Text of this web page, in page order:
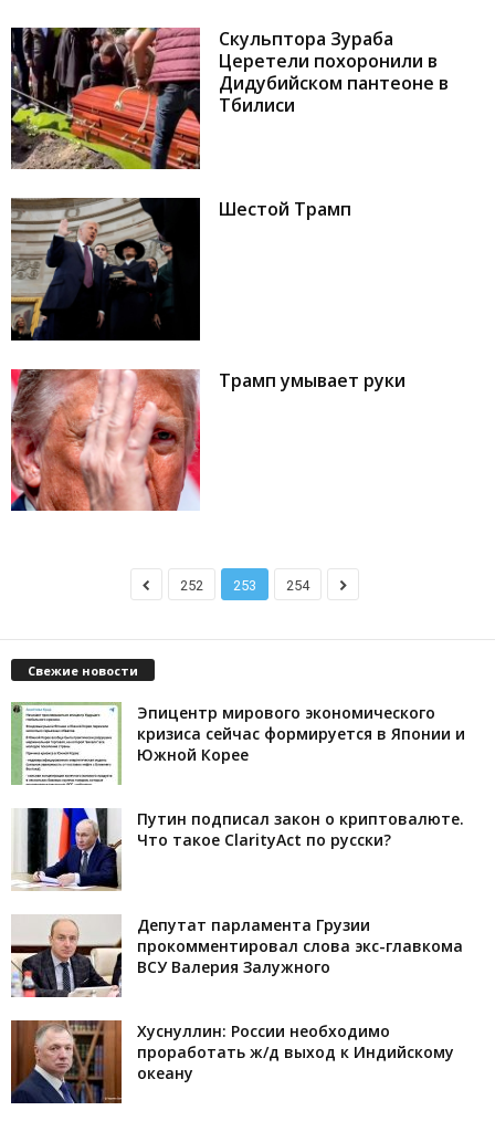
Скульптора Зураба
Церетели похоронили в
Дидубийском пантеоне в
Тбилиси
Шестой Трамп
Трамп умывает руки
252 253 254
Свежие новости
Эпицентр мирового экономического
кризиса сейчас формируется в Японии и
Южной Корее
Путин подписал закон о криптовалюте.
Что такое ClarityAct по русски?
Депутат парламента Грузии
прокомментировал слова экс-главкома
ВСУ Валерия Залужного
Хуснуллин: России необходимо
проработать ж/д выход к Индийскому
океану